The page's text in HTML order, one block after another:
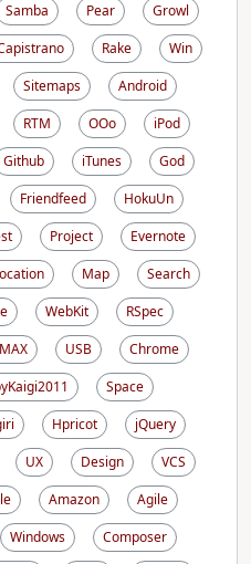
Samba Pear
Growl
Rake
Win
Sitemaps
Android
RTM OOo
iPod
Github iTunes
God
Friendfeed
HokuUn
Project
Evernote
Map
Search
WebKit
RSpec
USB
Chrome
Space
Hpricot
jQuery
UX Design
VCS
Amazon
Agile
Windows
Composer